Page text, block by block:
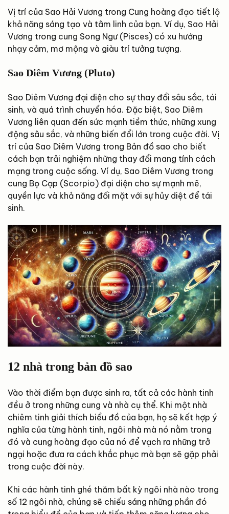
Vị trí của Sao Hải Vương trong Cung hoàng đạo tiết lộ
khả năng sáng tạo và tâm linh của bạn. Ví dụ, Sao Hải
Vương trong cung Song Ngư (Pisces) có xu hướng
nhạy cảm, mơ mộng và giàu trí tưởng tượng.
Sao Diêm Vương (Pluto)
Sao Diêm Vương đại diện cho sự thay đổi sâu sắc, tái
sinh, và quá trình chuyển hóa. Đặc biệt, Sao Diêm
Vương liên quan đến sức mạnh tiềm thức, những xung
động sâu sắc, và những biến đổi lớn trong cuộc đời. Vị
trí của Sao Diêm Vương trong Bản đồ sao cho biết
cách bạn trải nghiệm những thay đổi mang tính cách
mạng trong cuộc sống. Ví dụ, Sao Diêm Vương trong
cung Bọ Cạp (Scorpio) đại diện cho sự mạnh mẽ,
quyền lực và khả năng đối mặt với sự hủy diệt để tái
sinh.
12 nhà trong bản đồ sao
Vào thời điểm bạn được sinh ra, tất cả các hành tinh
đều ở trong những cung và nhà cụ thể. Khi một nhà
chiêm tinh giải thích biểu đồ của bạn, họ sẽ kết hợp ý
nghĩa của từng hành tinh, ngôi nhà mà nó nằm trong
đó và cung hoàng đạo của nó để vạch ra những trở
ngại hoặc đưa ra cách khắc phục mà bạn sẽ gặp phải
trong cuộc đời này.
Khi các hành tinh ghé thăm bất kỳ ngôi nhà nào trong
số 12 ngôi nhà, chúng sẽ chiếu sáng những phần đó